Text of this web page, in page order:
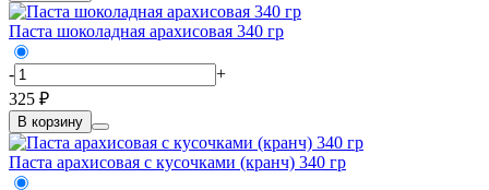
Паста шоколадная арахисовая 340 гр
-
+
325 ₽
В корзину
Паста арахисовая с кусочками (кранч) 340 гр